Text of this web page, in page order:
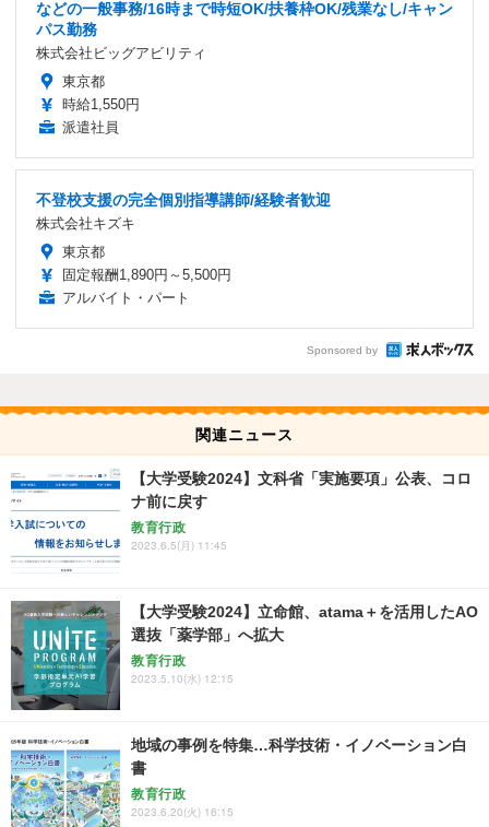
などの一般事務/16時まで時短OK/扶養枠OK/残業なし/キャン
パス勤務
株式会社ビッグアビリティ
東京都
時給1,550円
派遣社員
不登校支援の完全個別指導講師/経験者歓迎
株式会社キズキ
東京都
固定報酬1,890円～5,500円
アルバイト・パート
Sponsored by
関連ニュース
【大学受験2024】文科省「実施要項」公表、コロ
ナ前に戻す
教育行政
2023.6.5(月) 11:45
【大学受験2024】立命館、atama＋を活用したAO
選抜「薬学部」へ拡大
教育行政
2023.5.10(水) 12:15
地域の事例を特集…科学技術・イノベーション白
書
教育行政
2023.6.20(火) 16:15